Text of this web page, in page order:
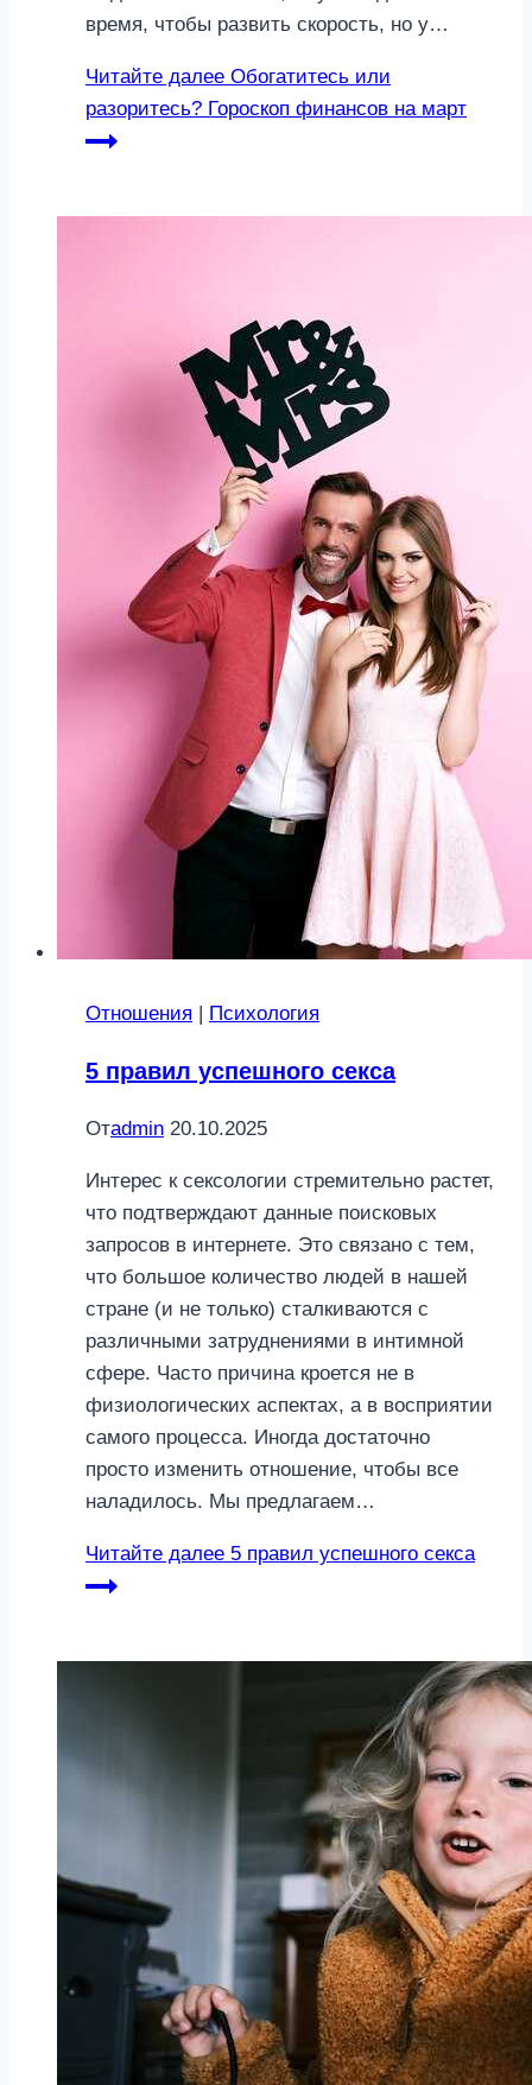
время, чтобы развить скорость, но у…
Читайте далее Обогатитесь или
разоритесь? Гороскоп финансов на март
Отношения Психология
5 правил успешного секса
Отadmin 20.10.2025
Интерес к сексологии стремительно растет,
что подтверждают данные поисковых
запросов в интернете. Это связано с тем,
что большое количество людей в нашей
стране (и не только) сталкиваются с
различными затруднениями в интимной
сфере. Часто причина кроется не в
физиологических аспектах, а в восприятии
самого процесса. Иногда достаточно
просто изменить отношение, чтобы все
наладилось. Мы предлагаем…
Читайте далее 5 правил успешного секса